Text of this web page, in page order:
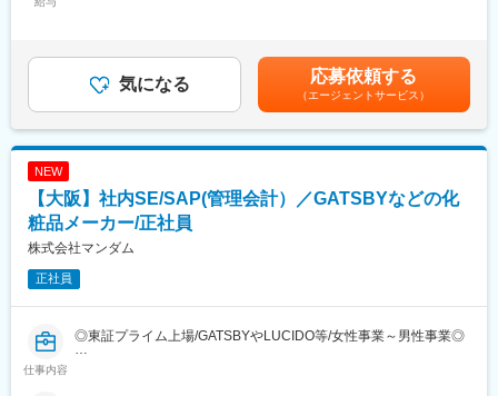
質管理体制の仕組みの再構築に向けて、社内外の関係者を巻き込
んだ業務変革を一緒に推進していただきたいと考えています。
小林製薬グループは「“あったらいいな”をカタチにする」をブラン
す。
・数字で見る小林製薬
・福利厚生制度
https://www.kobayashi.co.jp/recruitment/environment/index.html
変更の範囲：会社の定める業務
・年に１回研究員が半年かけて準備する一大イベント、アイデア
コンテストがあります。自分で研究開発した製品について発表
し、実際に魅力的なものであれば商品化する可能性も！
◇風通しの良さ
社内にはアナログ・Web両方の意見箱があり、年次や役職に関係
なく改善提案を発信できる風土があります。製造工程の大幅な効
率化から働きやすさ向上まで、社員の声が実際の制度や運営改善
キルアップできる環境です。
当を含む）＜昇給有無＞有＜残業手当＞有＜給与補足＞※オファー
年収は経験スキルを鑑みたうえで決定するため金額が上下する可
能性があります。■昇給：年1回■賞与：決算賞与のみ※決算賞与は
個人と会社の業績により変動あり賃金はあくまでも目安の金額で
あり、選考を通じて上下する可能性があります。月給(月額)は固定
気になる 応募依頼する
（エージェントサービス）
NEW
【大阪】社内SE/SAP(管理会計）／GATSBYなどの化
粧品メーカー/正社員
株式会社マンダム
正社員
仕事内容
◎東証プライム上場/GATSBYやLUCIDO等/女性事業～男性事業◎